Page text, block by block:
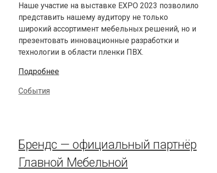
Наше участие на выставке EXPO 2023 позволило
представить нашему аудитору не только
широкий ассортимент мебельных решений, но и
презентовать инновационные разработки и
технологии в области пленки ПВХ.
Подробнее
Categories
События
Брендс — официальный партнёр
Главной Мебельной